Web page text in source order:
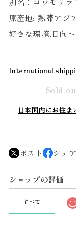
原産地: 熱帯アジ
好きな環境:日向
International
Sold
日本国内にお住ま
ポスト シェア
ショップの評価
すべて